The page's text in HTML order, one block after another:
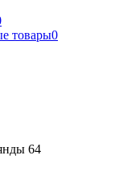
товары0
64